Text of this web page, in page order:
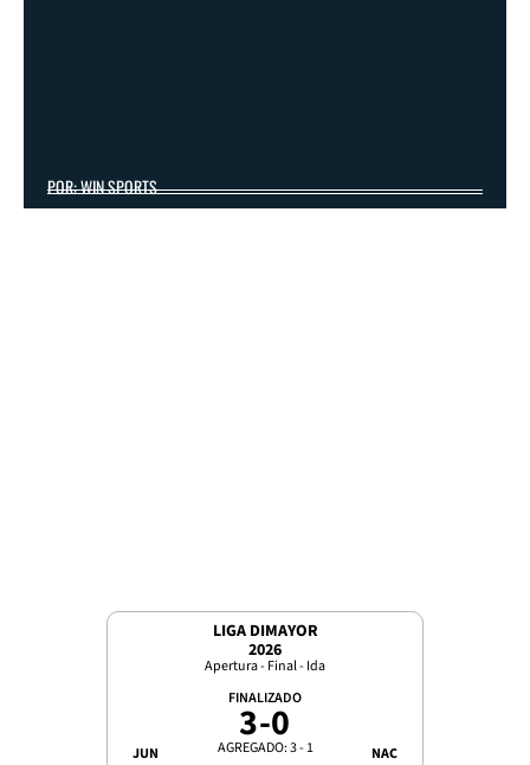
POR: WIN SPORTS
LIGA DIMAYOR
2026
Apertura - Final - Ida
JUN
FINALIZADO
3-0
AGREGADO: 3 - 1 NAC